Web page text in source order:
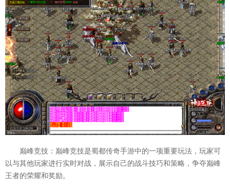
巅峰竞技：巅峰竞技是蜀都传奇手游中的一项重要玩法，玩家可
以与其他玩家进行实时对战，展示自己的战斗技巧和策略，争夺巅峰
王者的荣耀和奖励。